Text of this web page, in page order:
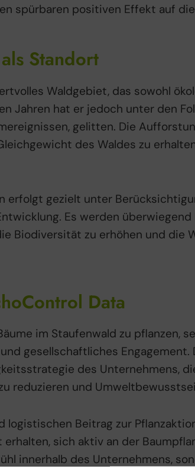
spürbaren positiven Effekt auf
Standort
Waldgebiet, das sowohl
Jahren hat er jedoch unter den
gelitten. Die
des Waldes zu
erfolgt gezielt unter
Es werden
Biodiversität zu erhöhen und die
Data
im Staufenwald zu pflanzen,
gesellschaftliches
des Unternehmens,
reduzieren und
logistischen Beitrag zur
sich aktiv an der
innerhalb des Unternehmens,